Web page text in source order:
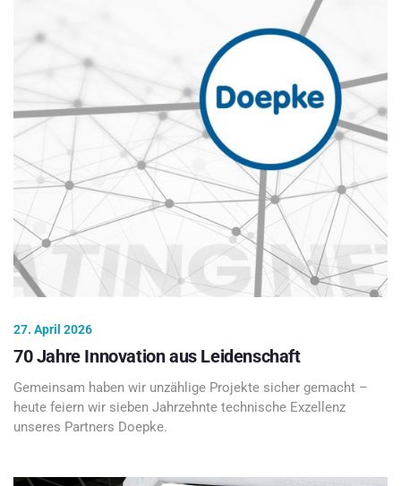
27. April 2026
70 Jahre Innovation aus Leidenschaft
Gemeinsam haben wir unzählige Projekte sicher gemacht –
heute feiern wir sieben Jahrzehnte technische Exzellenz
unseres Partners Doepke.